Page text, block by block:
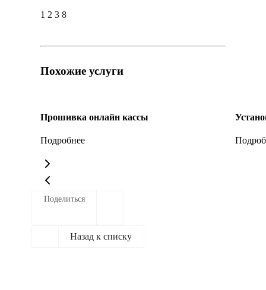
1 2 3 8
Похожие услуги
Прошивка онлайн кассы
Подробнее
Поделиться
Назад к списку